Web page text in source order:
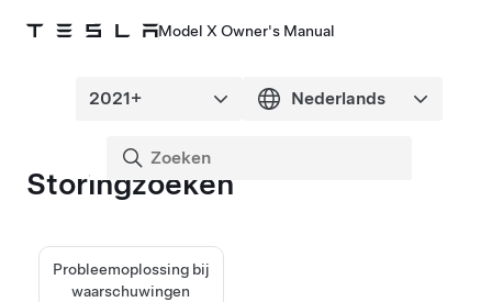
Model X Owner's Manual
Storingzoeken
Probleemoplossing bij
waarschuwingen